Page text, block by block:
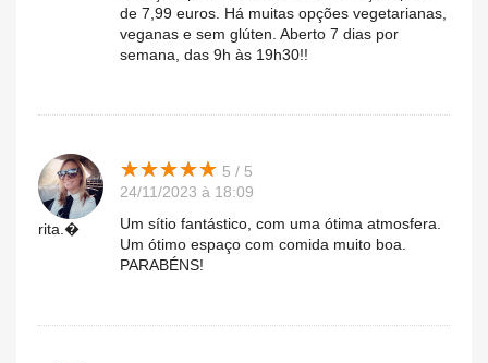
de 7,99 euros. Há muitas opções vegetarianas,
veganas e sem glúten. Aberto 7 dias por
semana, das 9h às 19h30!!
rita.�
★★★★★
★★★★★ 5 / 5
24/11/2023 à 18:09
Um sítio fantástico, com uma ótima atmosfera.
Um ótimo espaço com comida muito boa.
PARABÉNS!